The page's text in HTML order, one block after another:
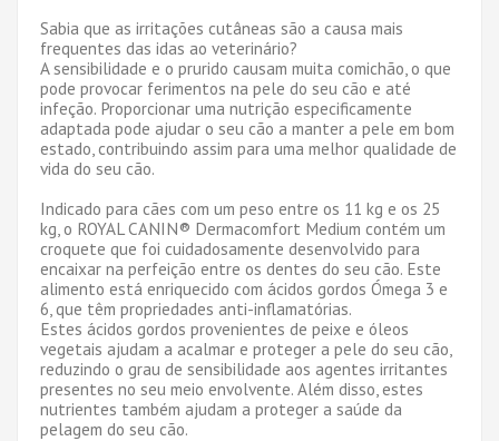
Sabia que as irritações cutâneas são a causa mais
frequentes das idas ao veterinário?
A sensibilidade e o prurido causam muita comichão, o que
pode provocar ferimentos na pele do seu cão e até
infeção. Proporcionar uma nutrição especificamente
adaptada pode ajudar o seu cão a manter a pele em bom
estado, contribuindo assim para uma melhor qualidade de
vida do seu cão.
Indicado para cães com um peso entre os 11 kg e os 25
kg, o ROYAL CANIN® Dermacomfort Medium contém um
croquete que foi cuidadosamente desenvolvido para
encaixar na perfeição entre os dentes do seu cão. Este
alimento está enriquecido com ácidos gordos Ómega 3 e
6, que têm propriedades anti-inflamatórias.
Estes ácidos gordos provenientes de peixe e óleos
vegetais ajudam a acalmar e proteger a pele do seu cão,
reduzindo o grau de sensibilidade aos agentes irritantes
presentes no seu meio envolvente. Além disso, estes
nutrientes também ajudam a proteger a saúde da
pelagem do seu cão.